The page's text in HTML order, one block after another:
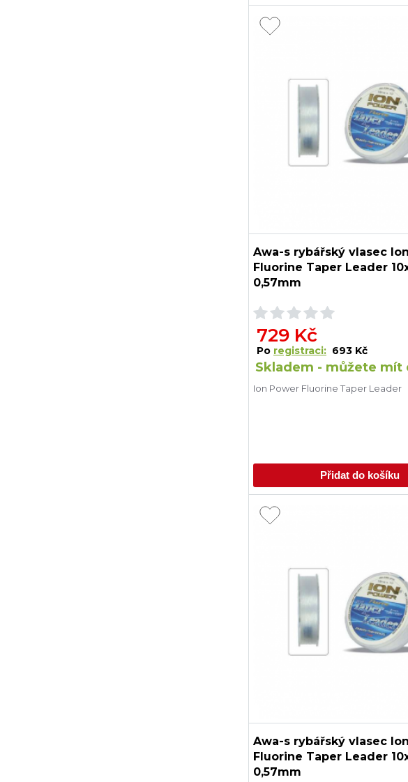
Awa-s rybářský vlasec
Fluorine Taper Leader
0,57mm
729 Kč
Po registraci: 693 Kč
Skladem - můžete mít
Ion Power Fluorine Taper Leader
Přidat do košíku
Awa-s rybářský vlasec
Fluorine Taper Leader
0,57mm